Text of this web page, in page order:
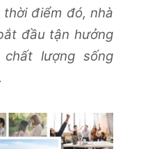
điểm đó, nhà
đầu tận hưởng
lượng sống